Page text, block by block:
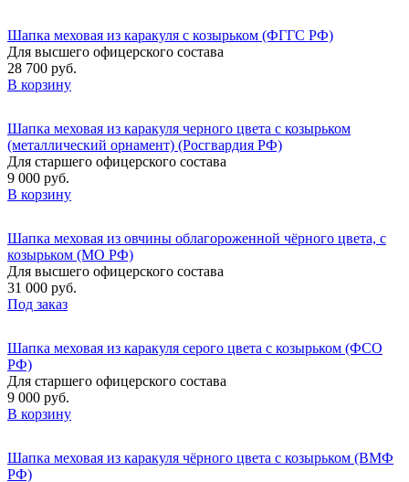
Шапка меховая из каракуля с козырьком (ФГГС РФ)
Для высшего офицерского состава
28 700 руб.
В корзину
Шапка меховая из каракуля черного цвета с козырьком
(металлический орнамент) (Росгвардия РФ)
Для старшего офицерского состава
9 000 руб.
В корзину
Шапка меховая из овчины облагороженной чёрного цвета, с
козырьком (МО РФ)
Для высшего офицерского состава
31 000 руб.
Под заказ
Шапка меховая из каракуля серого цвета с козырьком (ФСО
РФ)
Для старшего офицерского состава
9 000 руб.
В корзину
Шапка меховая из каракуля чёрного цвета с козырьком (ВМФ
РФ)